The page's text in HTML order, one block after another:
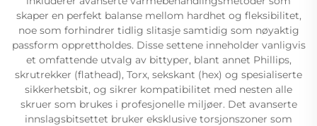
skaper en perfekt balanse mellom hardhet og fleksibilitet,
noe som forhindrer tidlig slitasje samtidig som nøyaktig
passform opprettholdes. Disse settene inneholder vanligvis
et omfattende utvalg av bittyper, blant annet Phillips,
skrutrekker (flathead), Torx, sekskant (hex) og spesialiserte
sikkerhetsbit, og sikrer kompatibilitet med nesten alle
skruer som brukes i profesjonelle miljøer. Det avanserte
innslagsbitsettet bruker eksklusive torsjonszoner som